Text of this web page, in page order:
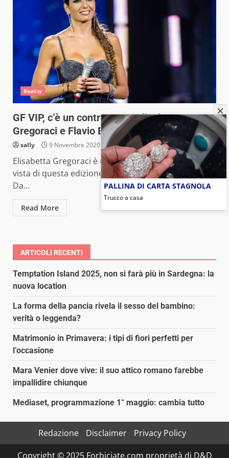
Reality
GF VIP, c’è un contratto tra Elisabetta
Gregoraci e Flavio Briatore?
sally 9 Novembre 2020
Elisabetta Gregoraci è uno dei personaggi più in
vista di questa edizione del “Grande Fratello VIP“.
Da...
Read More
ARTICOLI RECENTI
Temptation Island 2025, non si farà più in Sardegna: la
nuova location
La forma della pancia rivela il sesso del bambino:
verità o leggenda?
Matrimonio in Primavera: i tipi di fiori perfetti per
l’occasione
Mara Venier dove vive: il suo attico romano farebbe
impallidire chiunque
Mediaset, programmazione 1° maggio: cambia tutto
Redazione Disclaimer
Privacy Policy
Copyright © 2025 Forbiciate.com proprietà di D&D
PALLINA DI CARTA STAGNOLA
Trucco a casa